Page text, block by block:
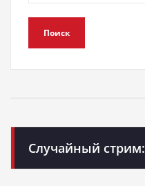
Поиск
Случайный стрим: